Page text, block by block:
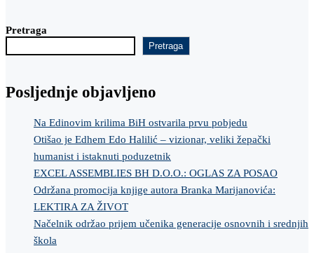
Pretraga
Pretraga
Posljednje objavljeno
Na Edinovim krilima BiH ostvarila prvu pobjedu
Otišao je Edhem Edo Halilić – vizionar, veliki žepački
humanist i istaknuti poduzetnik
EXCEL ASSEMBLIES BH D.O.O.: OGLAS ZA POSAO
Održana promocija knjige autora Branka Marijanovića:
LEKTIRA ZA ŽIVOT
Načelnik održao prijem učenika generacije osnovnih i srednjih
škola